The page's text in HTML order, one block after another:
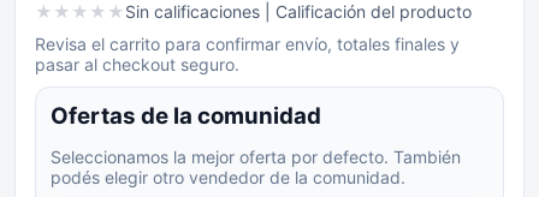
★ ★ ★ ★ ★Sin calificaciones | Calificación del producto
Revisa el carrito para confirmar envío, totales finales y
pasar al checkout seguro.
Ofertas de la comunidad
Seleccionamos la mejor oferta por defecto. También
podés elegir otro vendedor de la comunidad.